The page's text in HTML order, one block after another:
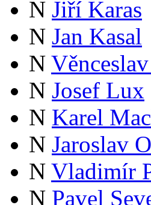
N Jiří Karas
N Jan Kasal
N
N Josef Lux
N Karel
N Jaroslav
N Vladimír
N Pavel